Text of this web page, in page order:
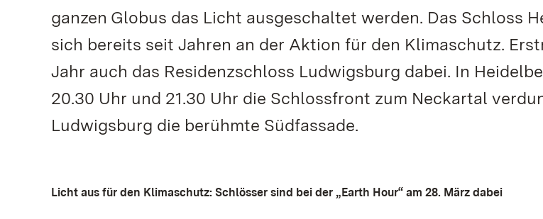
ganzen Globus das Licht ausgeschaltet werden. Das Schloss
sich bereits seit Jahren an der Aktion für den Klimaschutz.
Jahr auch das Residenzschloss Ludwigsburg dabei. In
20.30 Uhr und 21.30 Uhr die Schlossfront zum Neckartal
Ludwigsburg die berühmte Südfassade.
Licht aus für den Klimaschutz: Schlösser sind bei der „Earth Hour“ am 28. März dabei